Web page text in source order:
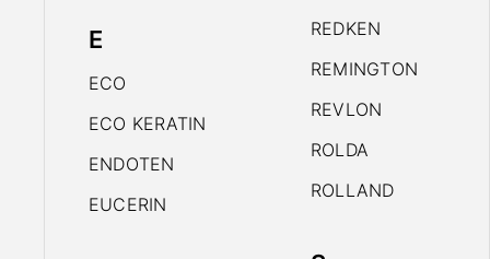
E
ECO
ECO KERATIN
ENDOTEN
EUCERIN
REDKEN
REMINGTON
REVLON
ROLDA
ROLLAND